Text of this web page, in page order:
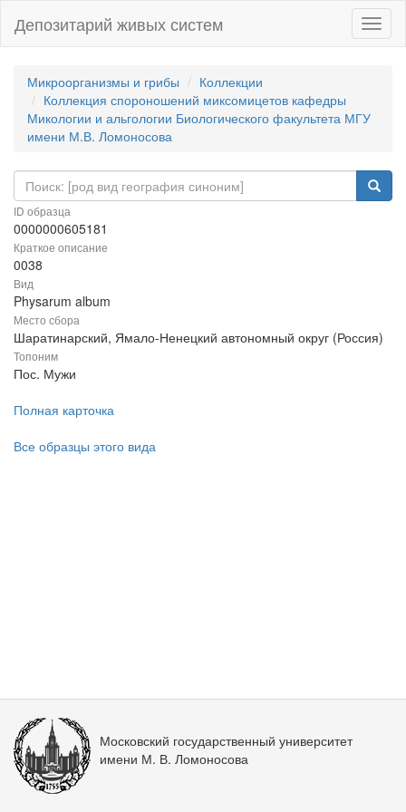
Депозитарий живых систем
Микроорганизмы и грибы
Коллекции
Коллекция спороношений миксомицетов кафедры
Микологии и альгологии Биологического факультета МГУ
имени М.В. Ломоносова
ID образца
0000000605181
Краткое описание
0038
Вид
Physarum album
Место сбора
Шаратинарский, Ямало-Ненецкий автономный округ (Россия)
Топоним
Пос. Мужи
Полная карточка
Все образцы этого вида
Московский государственный университет
имени М. В. Ломоносова